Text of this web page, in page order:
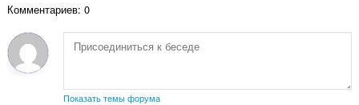
Комментариев: 0
Показать темы форума